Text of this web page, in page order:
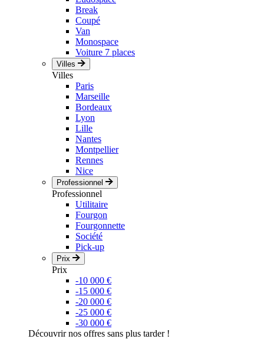
Break
Coupé
Van
Monospace
Voiture 7 places
Villes
Villes
Paris
Marseille
Bordeaux
Lyon
Lille
Nantes
Montpellier
Rennes
Nice
Professionnel
Professionnel
Utilitaire
Fourgon
Fourgonnette
Société
Pick-up
Prix
Prix
-10 000 €
-15 000 €
-20 000 €
-25 000 €
-30 000 €
Découvrir nos offres sans plus tarder !